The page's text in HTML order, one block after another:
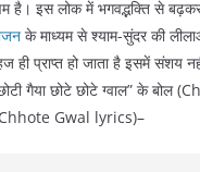
है। इस लोक में भगवद्भक्ति से
के माध्यम से श्याम-सुंदर की
ही प्राप्त हो जाता है इसमें संशय
गैया छोटे छोटे ग्वाल” के बोल
Gwal lyrics)–